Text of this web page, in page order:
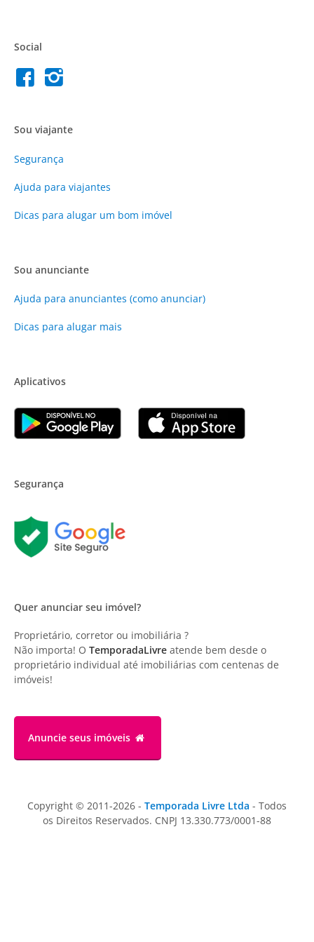
Social
Sou viajante
Segurança
Ajuda para viajantes
Dicas para alugar um bom imóvel
Sou anunciante
Ajuda para anunciantes (como anunciar)
Dicas para alugar mais
Aplicativos
Segurança
Quer anunciar seu imóvel?
Proprietário, corretor ou imobiliária ?
Não importa! O TemporadaLivre atende bem desde o
proprietário individual até imobiliárias com centenas de
imóveis!
Anuncie seus imóveis
Copyright © 2011-2026 - Temporada Livre Ltda - Todos
os Direitos Reservados. CNPJ 13.330.773/0001-88